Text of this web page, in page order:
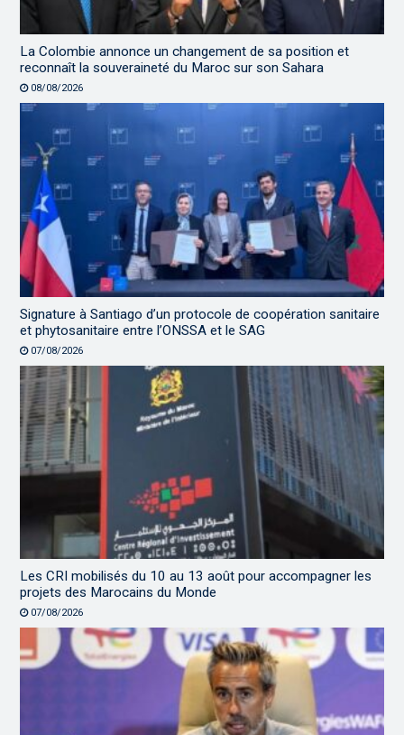
La Colombie annonce un changement de sa position et
reconnaît la souveraineté du Maroc sur son Sahara
08/08/2026
Signature à Santiago d’un protocole de coopération sanitaire
et phytosanitaire entre l’ONSSA et le SAG
07/08/2026
Les CRI mobilisés du 10 au 13 août pour accompagner les
projets des Marocains du Monde
07/08/2026